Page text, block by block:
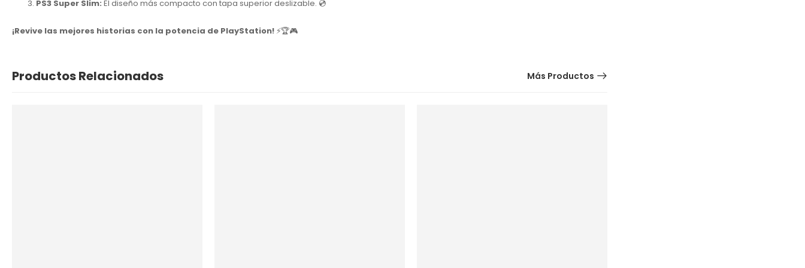
PS3 Super Slim: El diseño más compacto con tapa superior deslizable. 💿
¡Revive las mejores historias con la potencia de PlayStation! ⚡🏆🎮
Productos Relacionados Más Productos